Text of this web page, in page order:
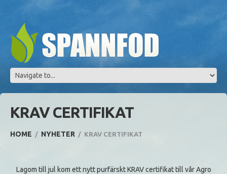
KRAV CERTIFIKAT
HOME NYHETER KRAV CERTIFIKAT
Lagom till jul kom ett nytt purfärskt KRAV certifikat till vår Agro